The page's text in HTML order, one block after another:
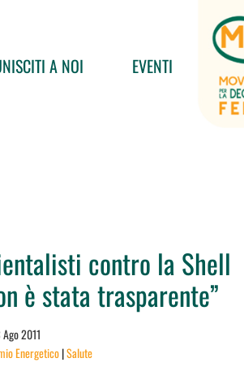
A NOI EVENTI
contro la Shell
è stata trasparente”
2011
Energetico|Salute